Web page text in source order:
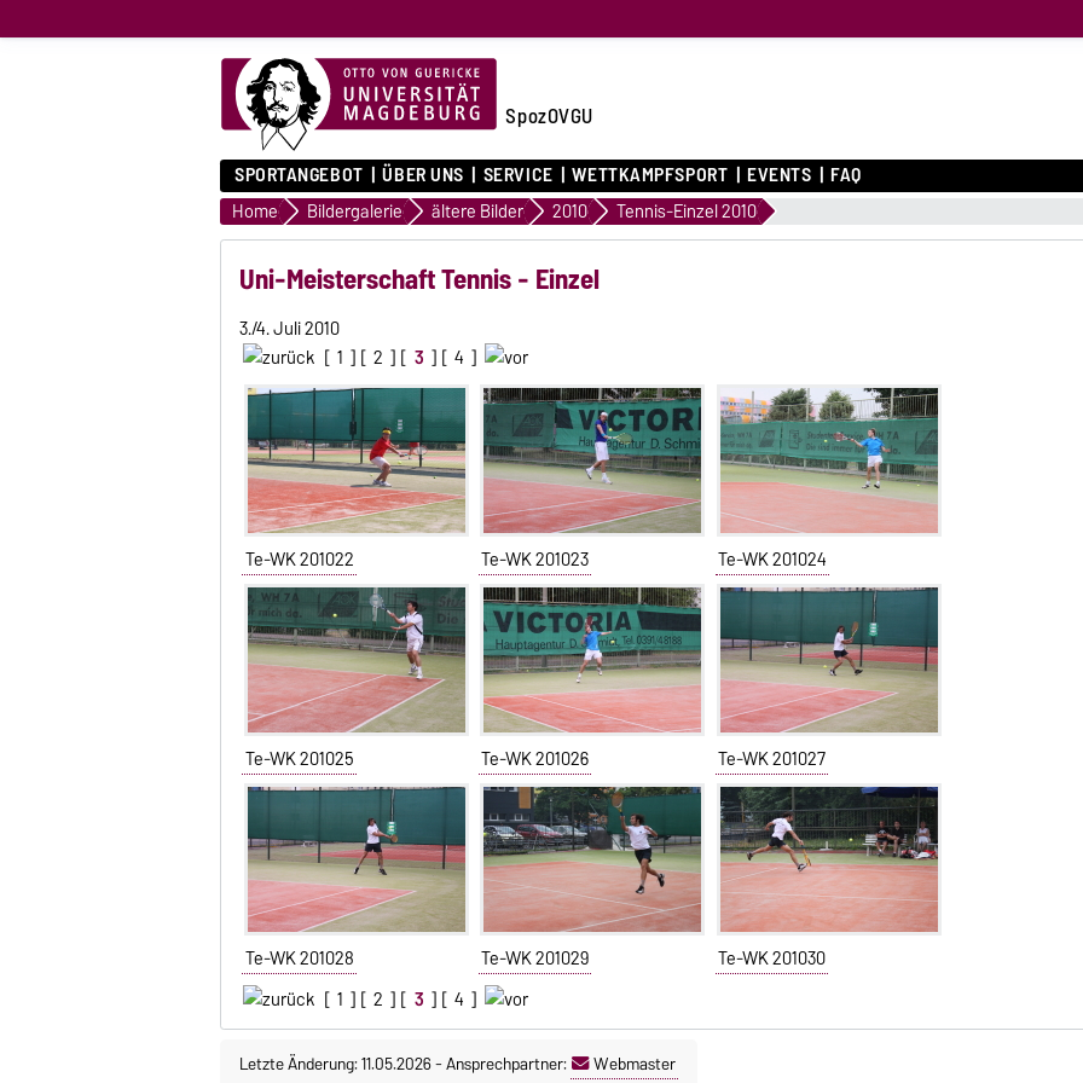
SpozOVGU
SPORTANGEBOT ÜBER UNS SERVICE WETTKAMPFSPORT EVENTS FAQ
Home Bildergalerie ältere Bilder 2010 Tennis-Einzel 2010
Uni-Meisterschaft Tennis - Einzel
3./4. Juli 2010
[ 1 ] [ 2 ] [ 3 ] [ 4 ]
Te-WK 201022 Te-WK 201023 Te-WK 201024
Te-WK 201025 Te-WK 201026 Te-WK 201027
Te-WK 201028 Te-WK 201029
Te-WK 201030
[ 1 ] [ 2 ] [ 3 ] [ 4 ]
Letzte Änderung: 11.05.2026-Ansprechpartner: Webmaster